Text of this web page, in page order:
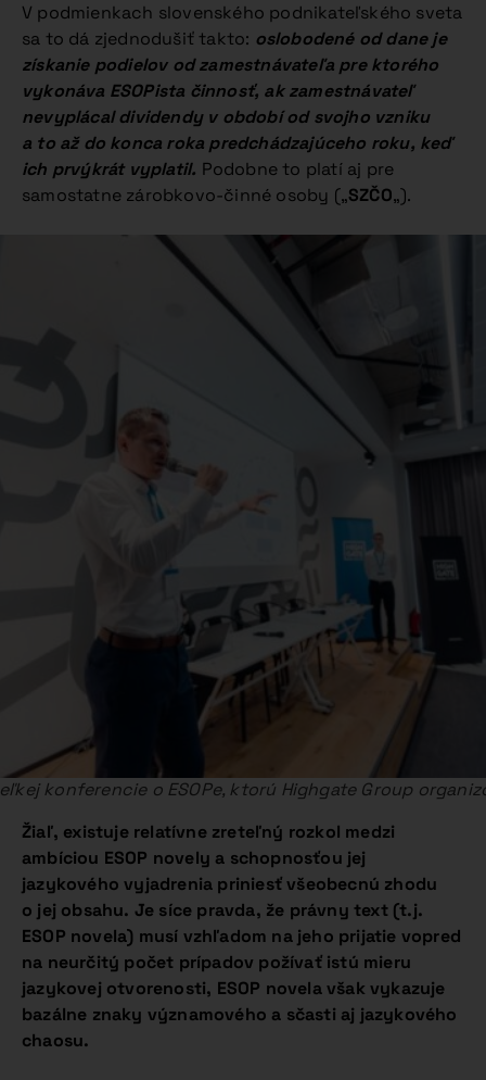
V podmienkach slovenského podnikateľského sveta
sa to dá zjednodušiť takto: oslobodené od dane je
získanie podielov od zamestnávateľa pre ktorého
vykonáva ESOPista činnosť, ak zamestnávateľ
nevyplácal dividendy v období od svojho vzniku
a to až do konca roka predchádzajúceho roku, keď
ich prvýkrát vyplatil. Podobne to platí aj pre
samostatne zárobkovo-činné osoby („SZČO„).
konferencie o ESOPe, ktorú Highgate Group
Žiaľ, existuje relatívne zreteľný rozkol medzi
ambíciou ESOP novely a schopnosťou jej
jazykového vyjadrenia priniesť všeobecnú zhodu
o jej obsahu. Je síce pravda, že právny text (t.j.
ESOP novela) musí vzhľadom na jeho prijatie vopred
na neurčitý počet prípadov požívať istú mieru
jazykovej otvorenosti, ESOP novela však vykazuje
bazálne znaky významového a sčasti aj jazykového
chaosu.